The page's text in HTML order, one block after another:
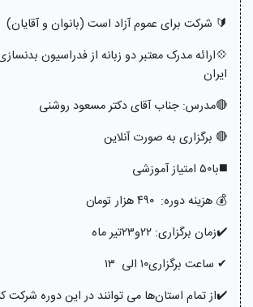
🔰 شرکت برای عموم آزاد است (بانوان و آقایان)
💠ارائه مدرک معتبر دو زبانه از فدراسیون
ایران
🔴مدرس: جناب آقای دکتر مسعود روشنی
🔴 برگزاری به صورت آنلاین
◼️با۵۰ امتیاز آموزشی
💰 هزینه دوره: ۴۹۰ هزار تومان
✔️زمان برگزاری: ۲۲و۲۳تیر ماه
✔ ساعت برگزاری۱۰ الی ۱۳
✔️از تمام استان‌ها می توانند در این دوره شرکت